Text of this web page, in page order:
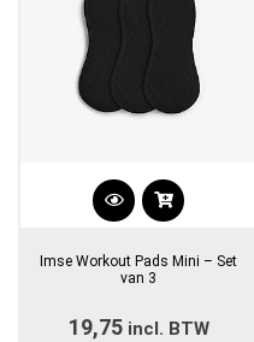
productpagina
Dit
heeft
variaties.
Imse Workout Pads Mini – Set
van 3
19,75 incl. BTW